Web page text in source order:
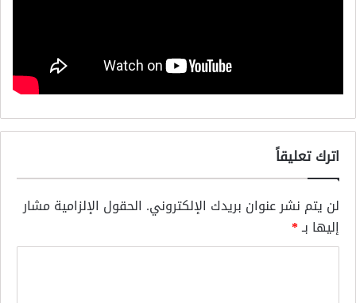
اترك تعليقاً
لن يتم نشر عنوان بريدك الإلكتروني. الحقول الإلزامية مشار
إليها بـ*